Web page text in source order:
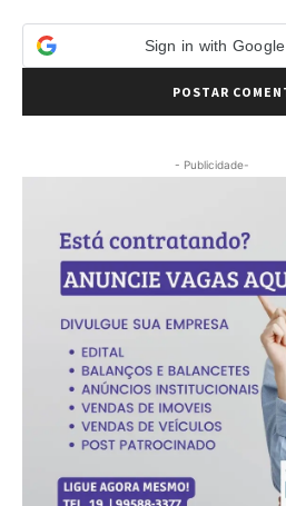
Sign in with Google
- Publicidade-